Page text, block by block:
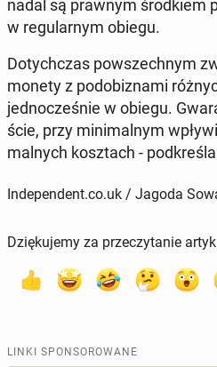
nadal są prawnym środ­kiem
w re­gu­lar­nym obiegu.
Do­tych­czas po­wszech­nym
monety z po­do­bi­zna­mi
jed­no­cze­śnie w obiegu.
ście, przy mi­ni­mal­nym
mal­nych kosz­tach -
Independent.co.uk / Jagoda
Dziękujemy za przeczytanie
LINKI SPONSOROWANE